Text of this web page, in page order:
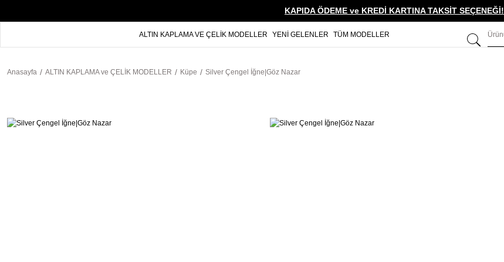
KAPIDA ÖDEME ve KREDİ KARTINA TAKSİT SEÇENEĞİ!
ALTIN KAPLAMA VE ÇELİK MODELLER YENİ GELENLER TÜM MODELLER
Anasayfa ALTIN KAPLAMA ve ÇELİK MODELLER Küpe Silver Çengel İğne|Göz Nazar